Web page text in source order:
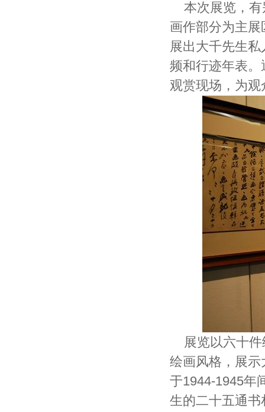
本次展览，
画作部分为主
展出大千先生
频和行迹年表
观赏现场，为
展览以六十
绘画风格，展
于1944-1945年
生的二十五通